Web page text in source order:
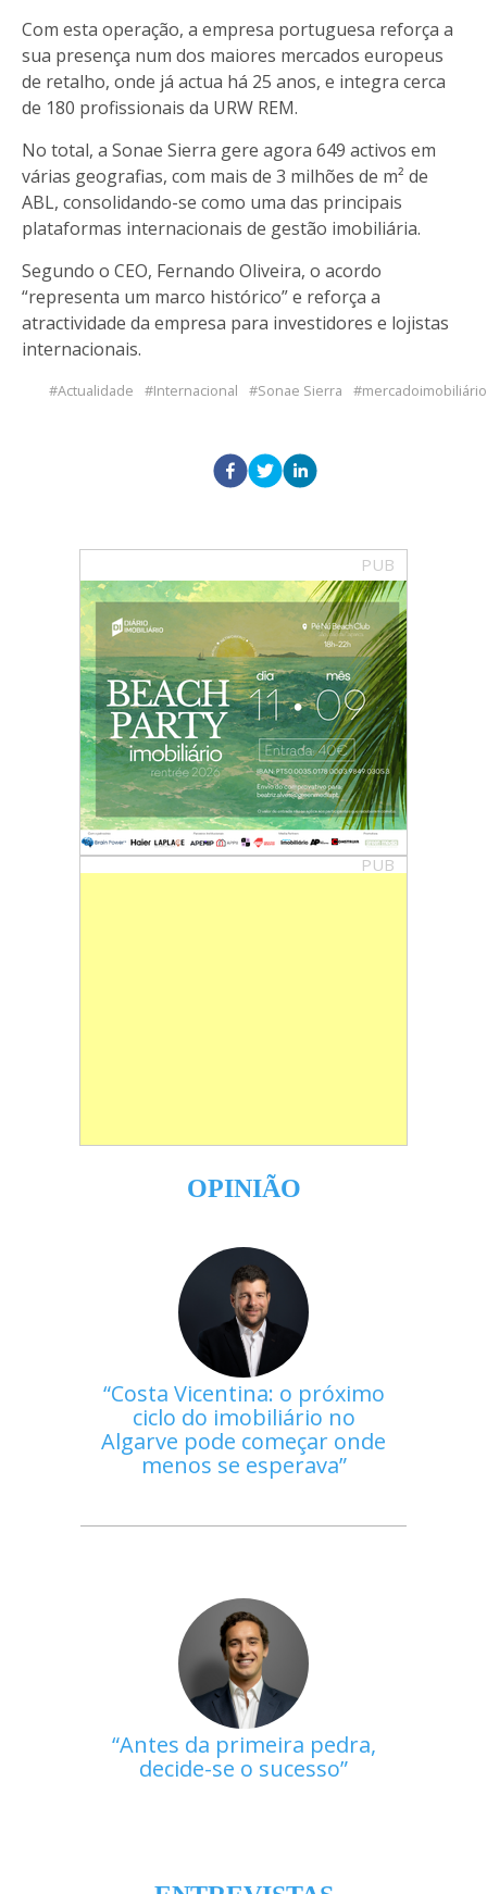
Com esta operação, a empresa portuguesa reforça a
sua presença num dos maiores mercados europeus
de retalho, onde já actua há 25 anos, e integra cerca
de 180 profissionais da URW REM.
No total, a Sonae Sierra gere agora 649 activos em
várias geografias, com mais de 3 milhões de m² de
ABL, consolidando-se como uma das principais
plataformas internacionais de gestão imobiliária.
Segundo o CEO, Fernando Oliveira, o acordo
“representa um marco histórico” e reforça a
atractividade da empresa para investidores e lojistas
internacionais.
Actualidade Internacional Sonae Sierra mercadoimobiliário
PUB
PUB
OPINIÃO
Costa Vicentina: o próximo
ciclo do imobiliário no
Algarve pode começar onde
menos se esperava
Antes da primeira pedra,
decide-se o sucesso